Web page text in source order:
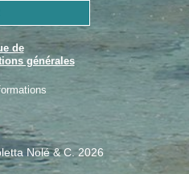
de
générales
Nolé & C. 2026